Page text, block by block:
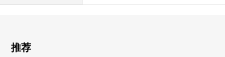
推荐